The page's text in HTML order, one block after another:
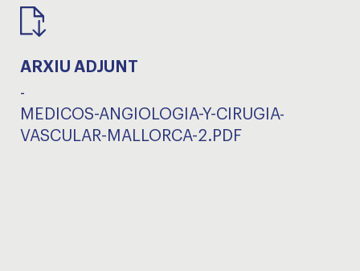
ARXIU ADJUNT
-
MEDICOS-ANGIOLOGIA-Y-CIRUGIA-
VASCULAR-MALLORCA-2.PDF